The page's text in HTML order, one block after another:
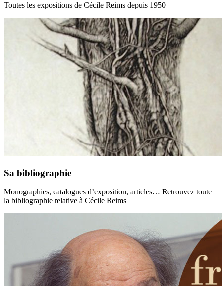
Toutes les expositions de Cécile Reims depuis 1950
Sa bibliographie
Monographies, catalogues d’exposition, articles… Retrouvez toute
la bibliographie relative à Cécile Reims